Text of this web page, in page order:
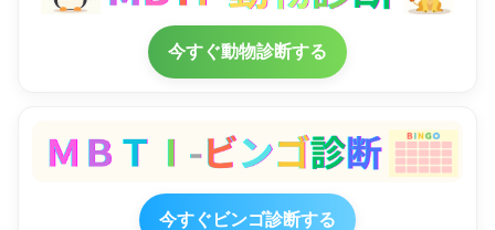
今すぐ動物診断する
今すぐビンゴ診断する